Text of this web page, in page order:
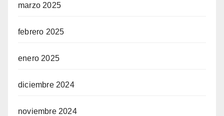
marzo 2025
febrero 2025
enero 2025
diciembre 2024
noviembre 2024